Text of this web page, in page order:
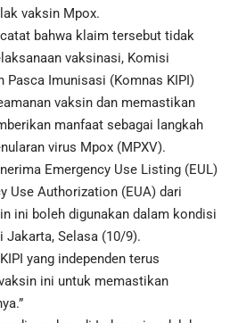
vaksin Mpox.
bahwa klaim tersebut tidak
vaksinasi, Komisi
Pasca Imunisasi (Komnas KIPI)
vaksin dan memastikan
manfaat sebagai langkah
virus Mpox (MPXV).
Emergency Use Listing (EUL)
Use Authorization (EUA) dari
ini boleh digunakan dalam kondisi
Jakarta, Selasa (10/9).
yang independen terus
ini untuk memastikan